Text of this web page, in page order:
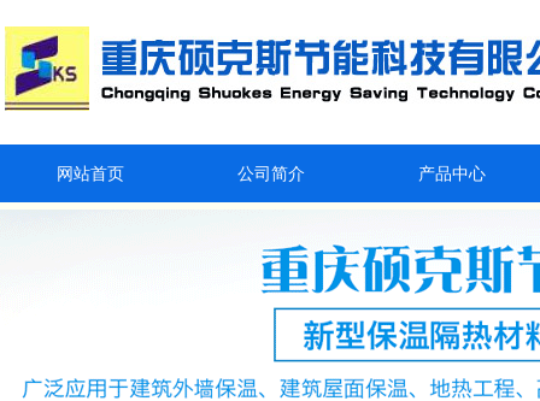
网站首页 公司简介 产品中心